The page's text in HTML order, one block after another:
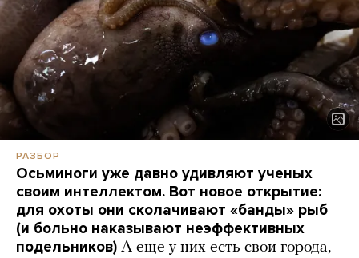
РАЗБОР
Осьминоги уже давно удивляют ученых
своим интеллектом. Вот новое открытие:
для охоты они сколачивают «банды» рыб
(и больно наказывают неэффективных
подельников) А еще у них есть свои города,